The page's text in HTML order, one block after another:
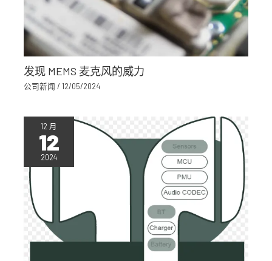
发现 MEMS 麦克风的威力
公司新闻 /12/05/2024
12 月
12
2024